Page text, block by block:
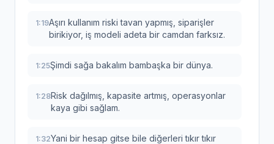
1:19Aşırı kullanım riski tavan yapmış, siparişler
birikiyor, iş modeli adeta bir camdan farksız.
1:25Şimdi sağa bakalım bambaşka bir dünya.
1:28Risk dağılmış, kapasite artmış, operasyonlar
kaya gibi sağlam.
1:32Yani bir hesap gitse bile diğerleri tıkır tıkır